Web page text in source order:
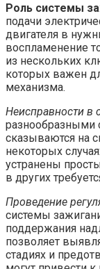
Роль системы
подачи
двигателя в
воспламенение
из нескольких
которых важен
механизма.
Неисправности в
разнообразными
сказываются на
некоторых
устранены
в других
Проведение
системы
поддержания
позволяет
стадиях и